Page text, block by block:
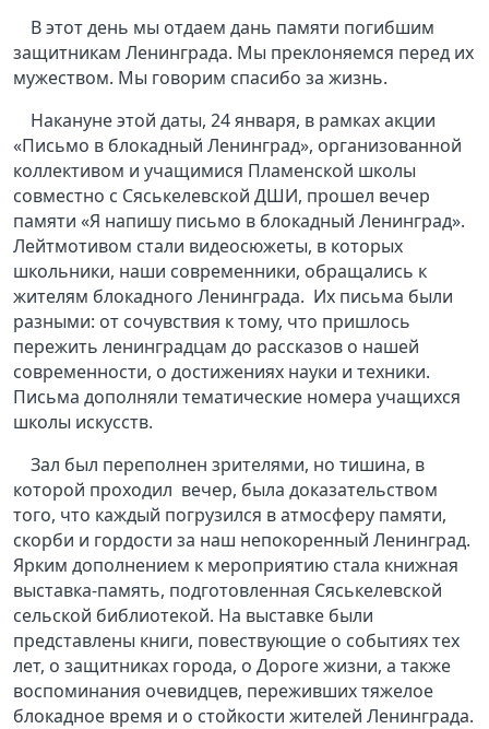
В этот день мы отдаем дань памяти погибшим
защитникам Ленинграда. Мы преклоняемся перед их
мужеством. Мы говорим спасибо за жизнь.
Накануне этой даты, 24 января, в рамках акции
«Письмо в блокадный Ленинград», организованной
коллективом и учащимися Пламенской школы
совместно с Сяськелевской ДШИ, прошел вечер
памяти «Я напишу письмо в блокадный Ленинград».
Лейтмотивом стали видеосюжеты, в которых
школьники, наши современники, обращались к
жителям блокадного Ленинграда. Их письма были
разными: от сочувствия к тому, что пришлось
пережить ленинградцам до рассказов о нашей
современности, о достижениях науки и техники.
Письма дополняли тематические номера учащихся
школы искусств.
Зал был переполнен зрителями, но тишина, в
которой проходил вечер, была доказательством
того, что каждый погрузился в атмосферу памяти,
скорби и гордости за наш непокоренный Ленинград.
Ярким дополнением к мероприятию стала книжная
выставка-память, подготовленная Сяськелевской
сельской библиотекой. На выставке были
представлены книги, повествующие о событиях тех
лет, о защитниках города, о Дороге жизни, а также
воспоминания очевидцев, переживших тяжелое
блокадное время и о стойкости жителей Ленинграда.